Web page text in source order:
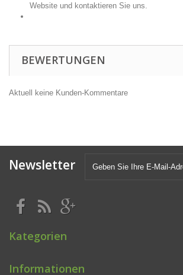
Website und kontaktieren Sie uns.
BEWERTUNGEN
Aktuell keine Kunden-Kommentare
Newsletter
Kategorien
Informationen